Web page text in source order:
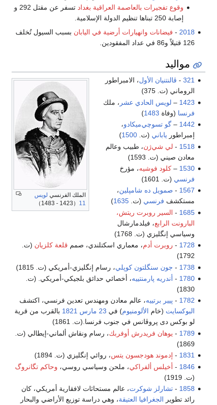
وقوع تفجيرات بالعاصمة العراقية بغداد
تسفر عن مقتل 292 و
إصابة 250 تبناها تنظيم الدولة الإسلامية.
2018
- فيضانات وانهيارات أرضية في اليابان بسبب السيول تُخلف
126 قتيلاً و86 في عداد المفقودين.
مواليد
الملك الفرنسي لويس
11
（1423 - 1483）
321
- ڤالنتنيان الأول، الامبراطور
الروماني (ت. 375)
1423
– لويس الحادي عشر ، ملك
فرنسا (وفاة 1483
)
1442
–گو تسوچي‌ميكادو،
إمبراطور ياباني (ت.1500
)
1518
- لي شي‌ژن، طبيب وعالم
معادن صيني (ت. 1593)
1530
–كلود فوشيه، مؤرخ
فرنسي (ت. 1601)
1567
- صمويل ده شامپلين،
مستكشف فرنسي (ت.1635
)
1685
- السير روبرت ريتش،
البارونت الرابع، فيلدمارشال
وسياسي إنگليزي (ت. 1768)
1728
- روبرت أدم، معماري اسكتلندي، صمم قلعة كلزيان (ت.
1792)
1738
- جون سنگلتون كوپلي، رسام إنگليزي-أمريكي (ت. 1815)
1780
- أندريه پارمنتييه، أخصائي حدائق بلجيكي-أمريكي. (ت.
1830)
1782
- پيير برتييه، عالم معادن ومهندس تعدين فرنسي، اكتشف
البوكسايت (خام الألومنيوم) في 23 مارس 1821 بالقرب من قرية
لو بوكس دى پروڤانس في جنوب فرنسا.(ت. 1861)
1789
- يوهان فريدرش أوفربك، رسام ونقاش ألماني-إيطالي (ت.
1869)
1831
- إدموند هودجسون يتس، روائي إنگليزي (ت. 1894)
1846
- أخيلس ألفراكي، ملحن وسياسي روسي، وحاكم تگانروگ
(ت. 1919)
1858
-تشارلز شوكرت، عالم مستحاثات لافقارية أمريكي، كان
رائد تطوير الجغرافيا العتيقة، وهي دراسة توزيع الأراضي والبحار